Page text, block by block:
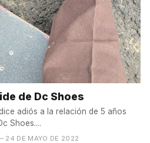
de Dc Shoes
adiós a la relación de 5 años
Shoes....
24 DE MAYO DE 2022